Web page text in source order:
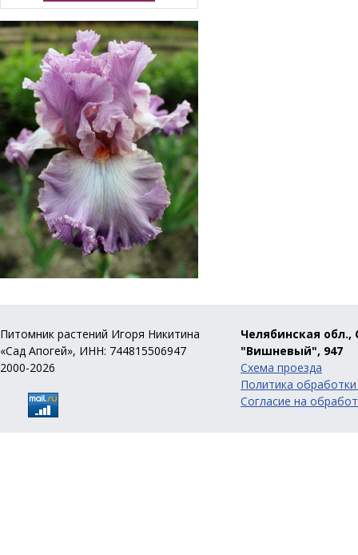
Питомник растений Игоря Никитина
«Сад Апогей», ИНН: 744815506947
2000-2026
Челябинская обл.,
"Вишневый", 947
Схема проезда
Политика
Согласие на